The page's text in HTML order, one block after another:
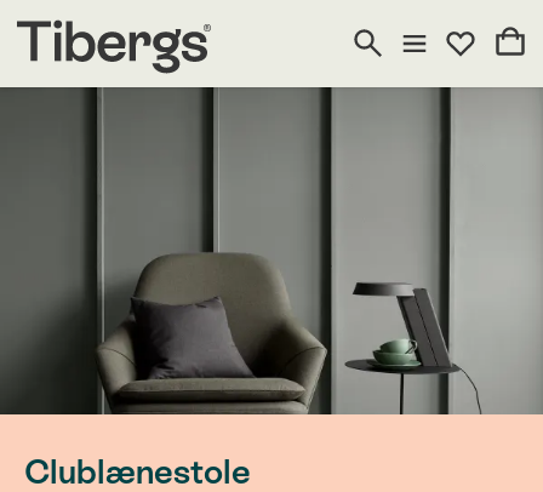
Clublænestole